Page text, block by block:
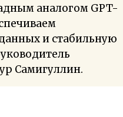
аналогом GPT-
и стабильную
Самигуллин.